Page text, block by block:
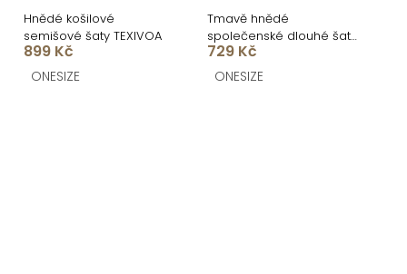
Hnědé košilové
semišové šaty TEXIVOA
899 Kč
ONESIZE
Tmavě hnědé
společenské dlouhé šaty
OLIVINE
729 Kč
ONESIZE